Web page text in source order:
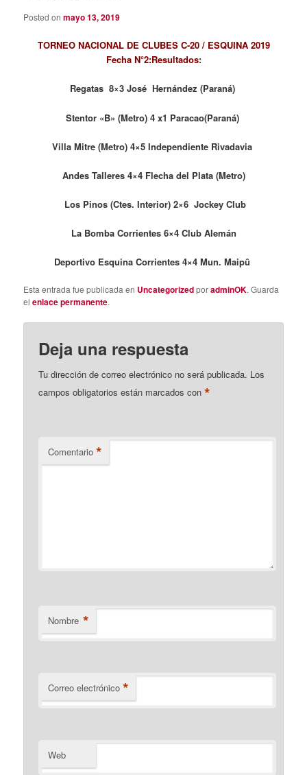
Posted onmayo 13, 2019
TORNEO NACIONAL DE CLUBES C-20 / ESQUINA 2019
Fecha N°2:Resultados:
Regatas 8×3 José Hernández (Paraná)
Stentor «B» (Metro) 4 x1 Paracao(Paraná)
Villa Mitre (Metro) 4×5 Independiente Rivadavia
Andes Talleres 4×4 Flecha del Plata (Metro)
Los Pinos (Ctes. Interior) 2×6 Jockey Club
La Bomba Corrientes 6×4 Club Alemán
Deportivo Esquina Corrientes 4×4 Mun. Maipû
Esta entrada fue publicada en UncategorizedporadminOK. Guarda
elenlace permanente.
Deja una respuesta
Tu dirección de correo electrónico no será publicada. Los
campos obligatorios están marcados con*
Comentario *
Nombre *
Correo electrónico *
Web